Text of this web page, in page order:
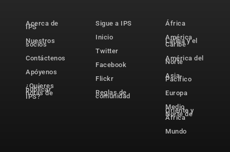
Acerca de
IPS
Nuestros
socios
Contáctenos
Apóyenos
¿Quieres
publicar
notas de
IPS?
Sigue a IPS
Inicio
Twitter
Facebook
Flickr
Reglas de
comunidad
África
América
Latina y el
Caribe
América del
Norte
Asia-
Pacífico
Europa
Medio
Oriente y
Norte de
África
Mundo